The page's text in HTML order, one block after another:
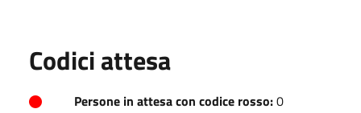
Codici attesa
Persone in attesa con codice rosso:0